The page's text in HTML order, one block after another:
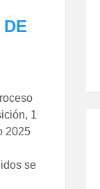
1
2025
se